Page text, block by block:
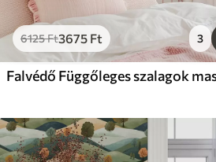
6125Ft3675 Ft 3